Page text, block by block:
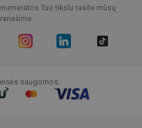
tikslu rasite mūsų
saugomos.